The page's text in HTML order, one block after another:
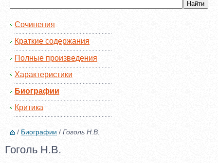
Сочинения
Краткие содержания
Полные произведения
Характеристики
Биографии
Критика
/ Биографии / Гоголь Н.В.
Гоголь Н.В.